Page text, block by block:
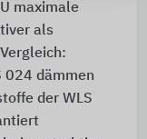
maximale
als
024 dämmen
der WLS